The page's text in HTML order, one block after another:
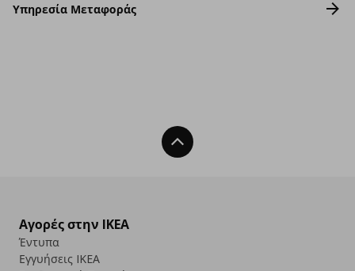
Υπηρεσία Μεταφοράς
Back To Top
Αγορές στην IKEA
Έντυπα
Εγγυήσεις IKEA